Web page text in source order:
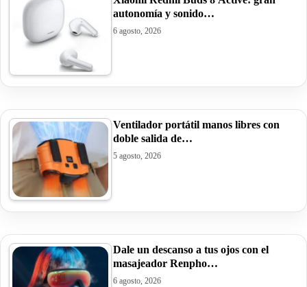
autonomía y sonido…
6 agosto, 2026
Ventilador portátil manos libres con
doble salida de…
5 agosto, 2026
Dale un descanso a tus ojos con el
masajeador Renpho…
6 agosto, 2026